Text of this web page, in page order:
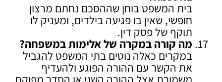
בית המשפט בוחן שההסכם נחתם מרצון
חופשי, שאין בו פגיעה בילדים, ומעניק לו
תוקף של פסק דין.
מה קורה במקרה של אלימות במשפחה?
במקרים כאלה נוטים בתי המשפט להגביל
את הקשר עם ההורה הפוגע ולהעדיף